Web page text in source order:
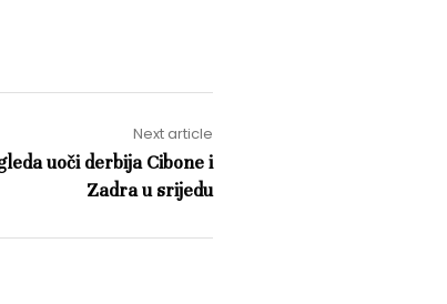
Next article
uoči derbija Cibone i
Zadra u srijedu